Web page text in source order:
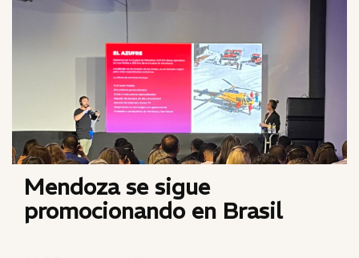
Mendoza se sigue
promocionando en Brasil